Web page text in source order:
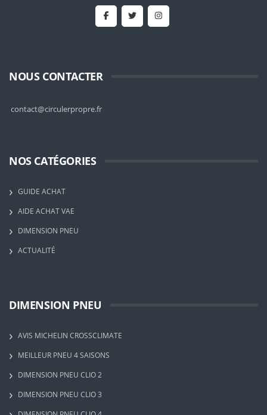
NOUS CONTACTER
contact@circulerpropre.fr
NOS CATÉGORIES
GUIDE ACHAT
AIDE ACHAT VAE
DIMENSION PNEU
ACTUALITÉ
DIMENSION PNEU
AVIS MICHELIN CROSSCLIMATE
MEILLEUR PNEU 4 SAISONS
DIMENSION PNEU CLIO 2
DIMENSION PNEU CLIO 3